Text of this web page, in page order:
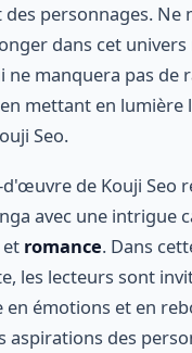
personnages. Ne
dans cet
ne manquera pas de
mettant en lumière
Seo.
de Kouji Seo
avec une intrigue
et romance. Dans
les lecteurs sont
en émotions et en
aspirations des